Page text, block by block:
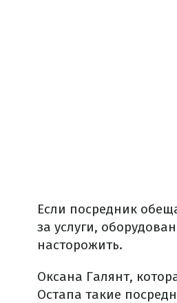
Если посредник
за услуги,
насторожить.
Оксана Галянт,
Остапа такие